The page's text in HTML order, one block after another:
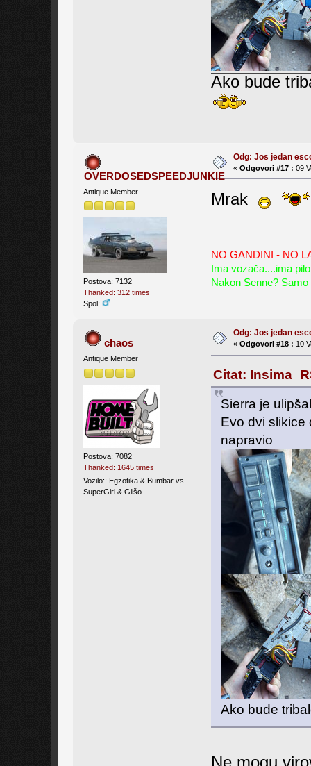
Ako bude
OVERDOSEDSPEEDJUNKIE
Antique Member
Postova: 7132
Thanked: 312 times
Spol:
Odg: Jos jedan
«Odgovori #17 : 09
Mrak
NO GANDINI - NO
Ima vozača....ima
Nakon Senne? Samo
chaos
Antique Member
Postova: 7082
Thanked: 1645 times
Vozilo:: Egzotika & Bumbar vs
SuperGirl & Glišo
Odg: Jos jedan
«Odgovori #18 : 10
Citat:
Sierra je
Evo dvi slikice
napravio
Ako bude